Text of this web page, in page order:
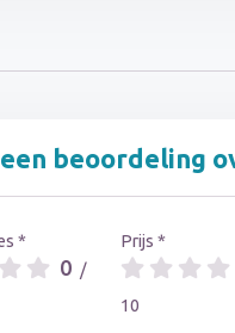
beoordeling
*
0 /
Prijs *
10